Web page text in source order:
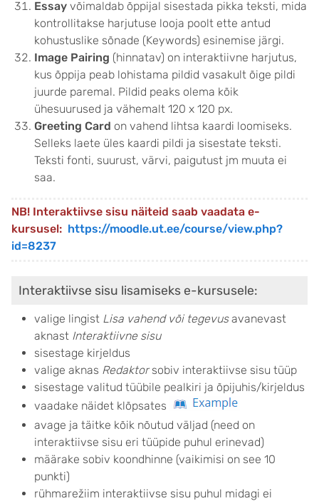
Essay võimaldab õppijal sisestada pikka teksti, mida
kontrollitakse harjutuse looja poolt ette antud
kohustuslike sõnade (Keywords) esinemise järgi.
Image Pairing (hinnatav) on interaktiivne harjutus,
kus õppija peab lohistama pildid vasakult õige pildi
juurde paremal. Pildid peaks olema kõik
ühesuurused ja vähemalt 120 x 120 px.
Greeting Card on vahend lihtsa kaardi loomiseks.
Selleks laete üles kaardi pildi ja sisestate teksti.
Teksti fonti, suurust, värvi, paigutust jm muuta ei
saa.
NB! Interaktiivse sisu näiteid saab vaadata e-
kursusel: https://moodle.ut.ee/course/view.php?
id=8237
Interaktiivse sisu lisamiseks e-kursusele:
valige lingist Lisa vahend või tegevusavanevast
aknast Interaktiivne sisu
sisestage kirjeldus
valige aknas Redaktorsobiv interaktiivse sisu tüüp
sisestage valitud tüübile pealkiri ja õpijuhis/kirjeldus
vaadake näidet klõpsates
avage ja täitke kõik nõutud väljad (need on
interaktiivse sisu eri tüüpide puhul erinevad)
määrake sobiv koondhinne (vaikimisi on see 10
punkti)
rühmarežiim interaktiivse sisu puhul midagi ei